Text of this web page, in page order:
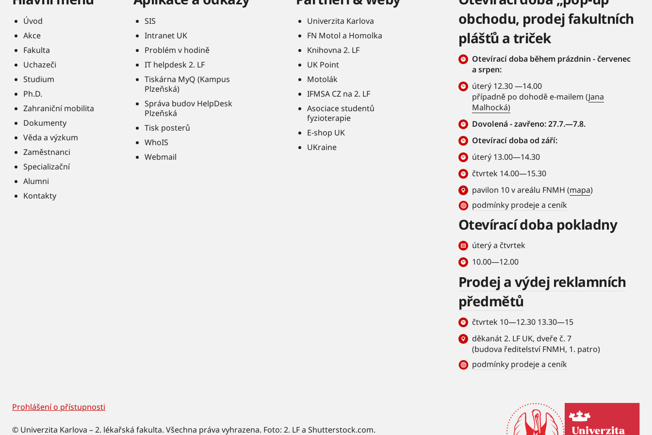
Úvod
Akce
Fakulta
Uchazeči
Studium
Ph.D.
Zahraniční mobilita
Dokumenty
Věda a výzkum
Zaměstnanci
Specializační
Alumni
Kontakty
SIS
Intranet UK
Problém v hodině
IT helpdesk 2. LF
Tiskárna MyQ (Kampus
Plzeňská)
Správa budov HelpDesk
Plzeňská
Tisk posterů
WhoIS
Webmail
Univerzita Karlova
FN Motol a Homolka
Knihovna 2. LF
UK Point
Motolák
IFMSA CZ na 2. LF
Asociace studentů
fyzioterapie
E-shop UK
UKraine
obchodu, prodej fakultních
plášťů a triček
Otevírací doba během prázdnin - červenec
a srpen:
úterý 12.30 —14.00
případně po dohodě e-mailem (Jana
Malhocká)
Dovolená - zavřeno: 27.7.—7.8.
Otevírací doba od září:
úterý 13.00—14.30
čtvrtek 14.00—15.30
pavilon 10 v areálu FNMH (mapa)
podmínky prodeje a ceník
Otevírací doba pokladny
úterý a čtvrtek
10.00—12.00
Prodej a výdej reklamních
předmětů
čtvrtek 10—12.30 13.30—15
děkanát 2. LF UK, dveře č. 7
(budova ředitelství FNMH, 1. patro)
podmínky prodeje a ceník
Footer
Prohlášení o přístupnosti
© Univerzita Karlova – 2. lékařská fakulta. Všechna práva vyhrazena. Foto: 2. LF a Shutterstock.com.